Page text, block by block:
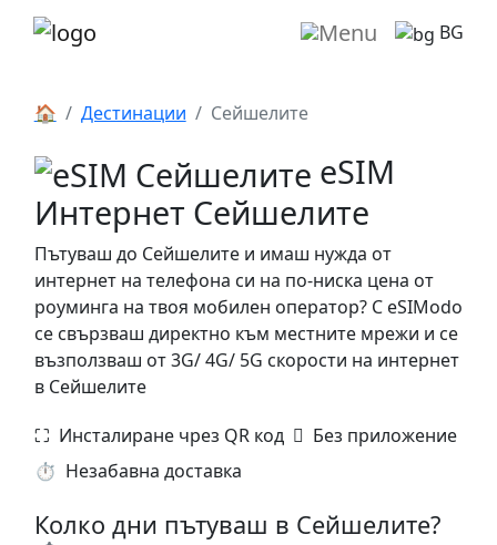
BG
🏠 Дестинации Сейшелите
eSIM
Интернет Сейшелите
Пътуваш до Сейшелите и имаш нужда от
интернет на телефона си на по-ниска цена от
роуминга на твоя мобилен оператор? С eSIModo
се свързваш директно към местните мрежи и се
възползваш от 3G/ 4G/ 5G скорости на интернет
в Сейшелите
⛶️️ Инсталиране чрез QR код ️ Без приложение
⏱️️ Незабавна доставка
Колко дни пътуваш в Сейшелите?